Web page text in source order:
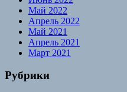
Май 2022
Апрель 2022
Май 2021
Апрель 2021
Март 2021
Рубрики